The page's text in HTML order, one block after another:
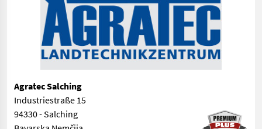
Agratec Salching
Industriestraße 15
94330 - Salching